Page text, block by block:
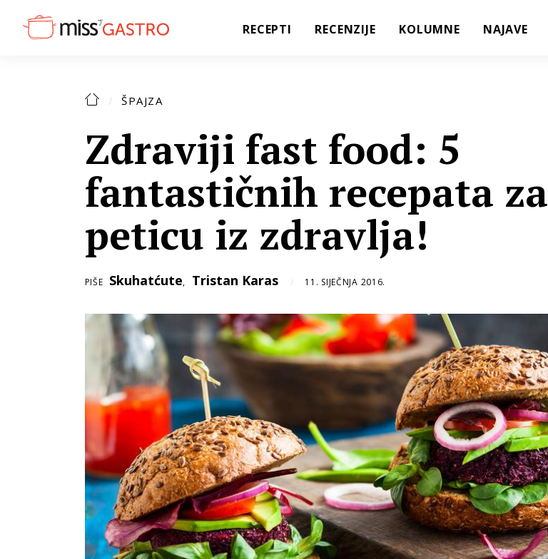
RECEPTI RECENZIJE KOLUMNE NAJAVE
ŠPAJZA
Zdraviji fast food: 5
fantastičnih recepata za
peticu iz zdravlja!
PIŠE Skuhatćute, Tristan Karas 11. SIJEČNJA 2016.